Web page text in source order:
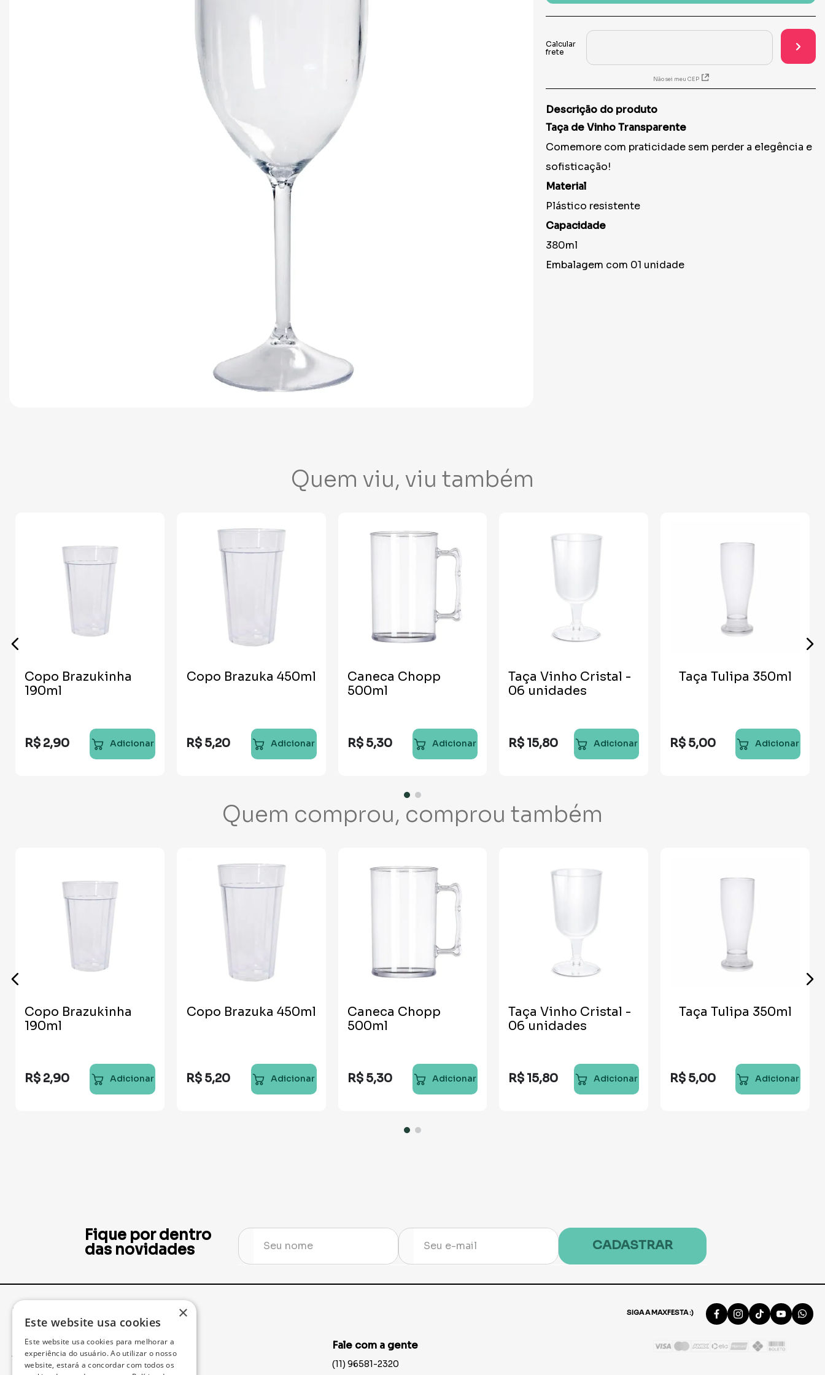
Não sei meu CEP
Descrição do produto
Taça de Vinho Transparente
Comemore com praticidade sem perder a elegência e
sofisticação!
Material
Plástico resistente
Capacidade
380ml
Embalagem com 01 unidade
Quem viu, viu também
Copo Brazukinha
190ml
R$ 2,90 Adicionar
Copo Brazuka 450ml
R$ 5,20 Adicionar
Caneca Chopp
500ml
R$ 5,30 Adicionar
Taça Vinho Cristal -
06 unidades
R$ 15,80 Adicionar
Taça Tulipa 350ml
R$ 5,00 Adicionar
Quem comprou, comprou também
Copo Brazukinha
190ml
R$ 2,90 Adicionar
Copo Brazuka 450ml
R$ 5,20 Adicionar
Caneca Chopp
500ml
R$ 5,30 Adicionar
Taça Vinho Cristal -
06 unidades
R$ 15,80 Adicionar
Taça Tulipa 350ml
R$ 5,00 Adicionar
Fique por dentro
das novidades
CADASTRAR
Institucional SIGA A MAXFESTA :)
Acompanhe seu Pedido
Fale com a gente
(11) 96581-2320
×
Este website usa cookies
Este website usa cookies para melhorar a
experiência do usuário. Ao utilizar o nosso
website, estará a concordar com todos os